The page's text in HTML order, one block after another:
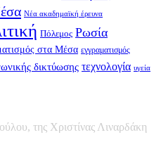
Νέα ακαδημαϊκή έρευνα
Πόλεμος Ρωσία
στα Μέσα εγγραματισμός
δικτύωσης τεχνολογία υγεία
της Χριστίνας Λιναρδάκη